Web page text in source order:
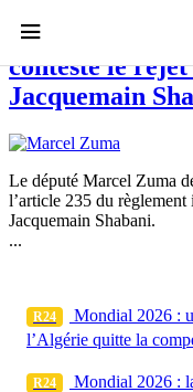
Assemblée
conteste le
Jacquemain
Le député Marcel Zuma
l’article 235 du
Jacquemain Shabani.
...
R24
Mondial 2026 :
l’Algérie quitte la
R24
Mondial 2026 :